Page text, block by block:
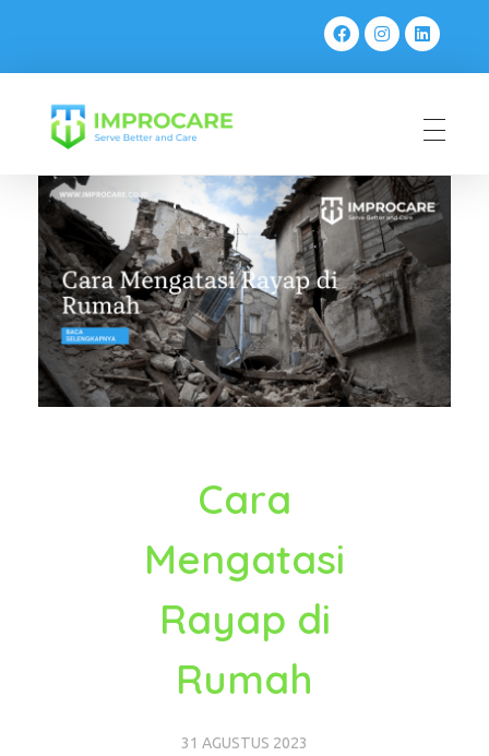
Cara
Mengatasi
Rayap di
Rumah
31 AGUSTUS 2023